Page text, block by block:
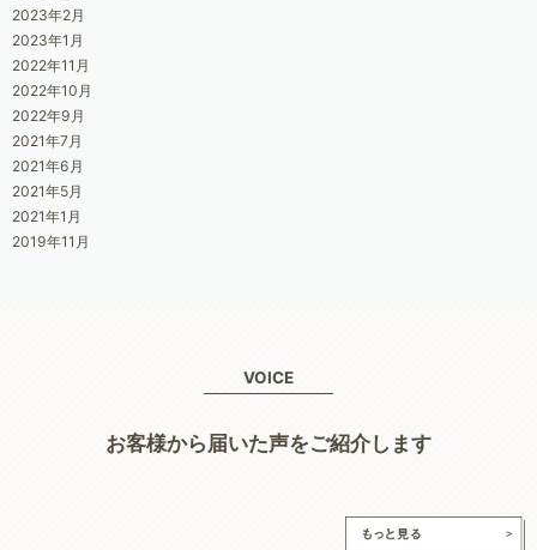
2023年2月
2023年1月
2022年11月
2022年10月
2022年9月
2021年7月
2021年6月
2021年5月
2021年1月
2019年11月
VOICE
お客様から届いた声をご紹介します